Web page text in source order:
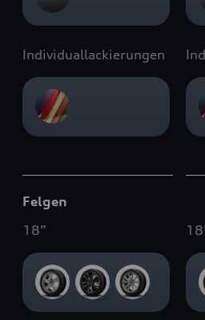
Individuallackierungen
Felgen
18” 18